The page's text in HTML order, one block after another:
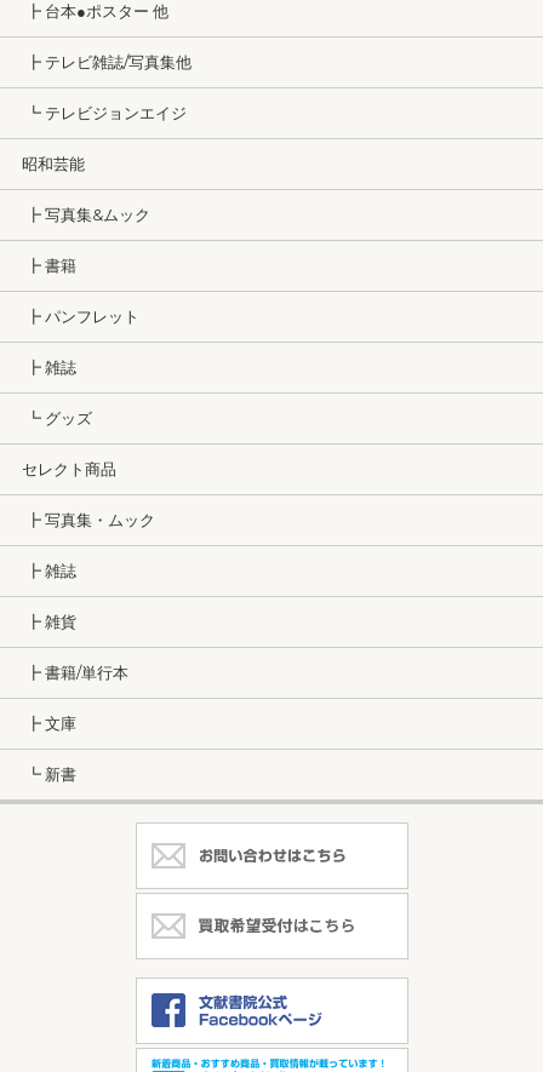
┣ 台本●ポスター 他
┣ テレビ雑誌/写真集他
┗ テレビジョンエイジ
昭和芸能
┣ 写真集&ムック
┣ 書籍
┣ パンフレット
┣ 雑誌
┗ グッズ
セレクト商品
┣ 写真集・ムック
┣ 雑誌
┣ 雑貨
┣ 書籍/単行本
┣ 文庫
┗ 新書